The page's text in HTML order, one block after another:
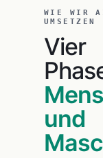
WIE WIR
UMSETZEN
Vier
und